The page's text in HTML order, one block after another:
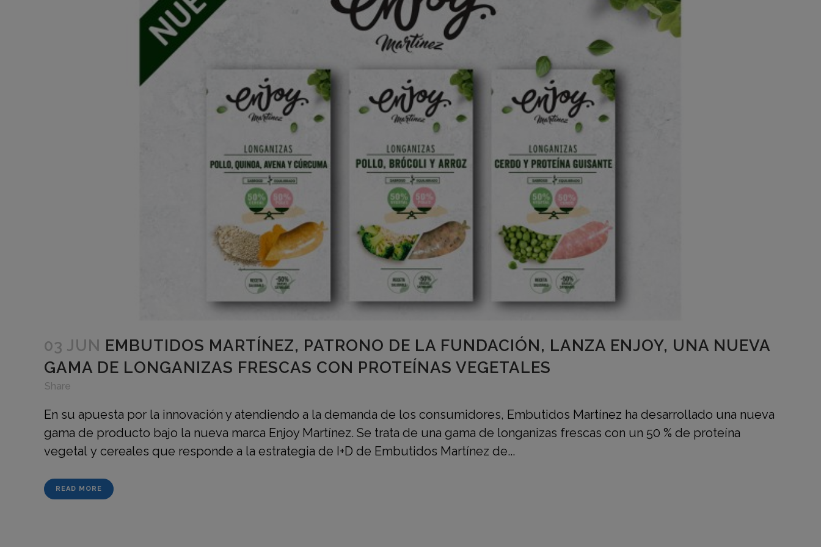
03 JUN EMBUTIDOS MARTÍNEZ, PATRONO DE LA FUNDACIÓN, LANZA ENJOY, UNA NUEVA
GAMA DE LONGANIZAS FRESCAS CON PROTEÍNAS VEGETALES
Share
En su apuesta por la innovación y atendiendo a la demanda de los consumidores, Embutidos Martínez ha desarrollado una nueva
gama de producto bajo la nueva marca Enjoy Martínez. Se trata de una gama de longanizas frescas con un 50 % de proteína
vegetal y cereales que responde a la estrategia de I+D de Embutidos Martínez de...
READ MORE